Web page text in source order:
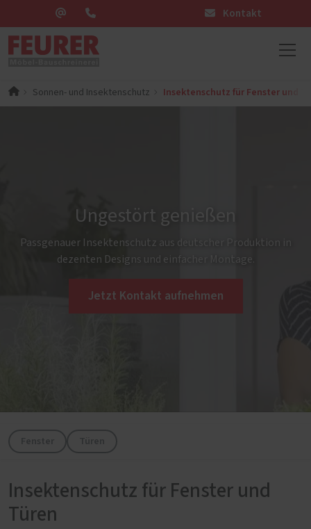
Kontakt
Sonnen- und Insektenschutz Insektenschutz für Fenster und
Ungestört genießen
Passgenauer Insektenschutz aus deutscher Produktion in
dezenten Designs und einfacher Montage.
Jetzt Kontakt aufnehmen
Insektenschutz für Fenster und
Türen